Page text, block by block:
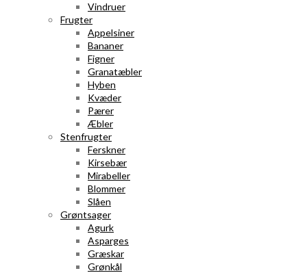
Vindruer
Frugter
Appelsiner
Bananer
Figner
Granatæbler
Hyben
Kvæder
Pærer
Æbler
Stenfrugter
Ferskner
Kirsebær
Mirabeller
Blommer
Slåen
Grøntsager
Agurk
Asparges
Græskar
Grønkål